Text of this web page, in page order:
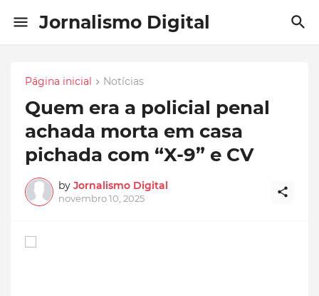
Jornalismo Digital
Página inicial Notícias
Quem era a policial penal
achada morta em casa
pichada com “X-9” e CV
by Jornalismo Digital
novembro 10, 2025